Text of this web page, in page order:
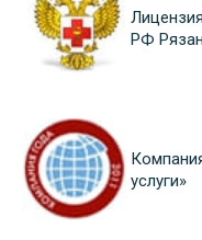
РФ
услуги»